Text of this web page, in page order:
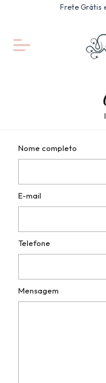
Frete Grátis
Nome completo
E-mail
Telefone
Mensagem